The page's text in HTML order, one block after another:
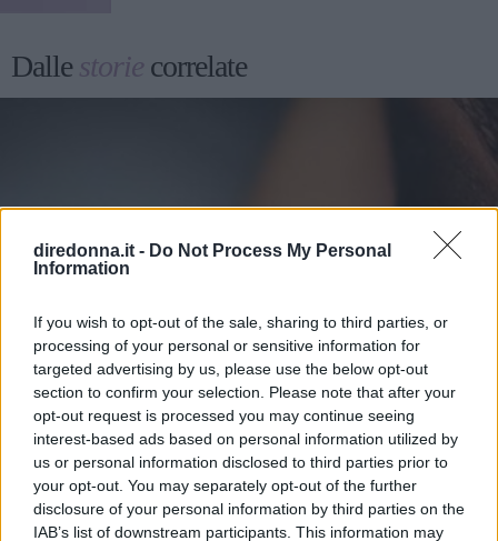
diredonna.it - Do Not Process My Personal
Information
If you wish to opt-out of the sale, sharing to third parties, or
processing of your personal or sensitive information for
targeted advertising by us, please use the below opt-out
section to confirm your selection. Please note that after your
opt-out request is processed you may continue seeing
interest-based ads based on personal information utilized by
us or personal information disclosed to third parties prior to
your opt-out. You may separately opt-out of the further
disclosure of your personal information by third parties on the
IAB’s list of downstream participants. This information may
Dallestorie correlate